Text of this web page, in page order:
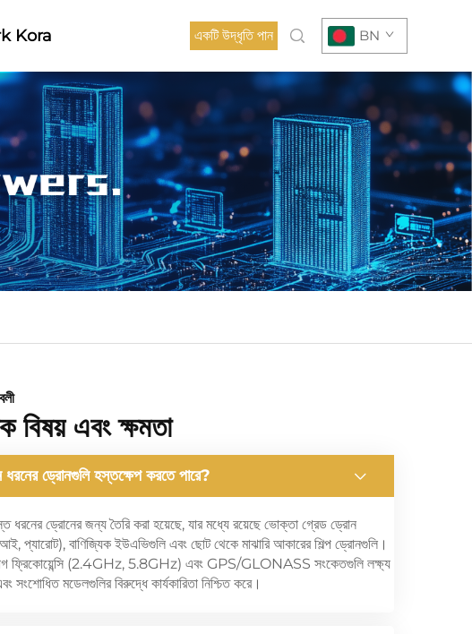
Kora একটি উদ্ধৃতি পান BN
বিষয় এবং ক্ষমতা
ড্রোনগুলি হস্তক্ষেপ করতে পারে?
ধরনের ড্রোনের জন্য তৈরি করা হয়েছে, যার মধ্যে রয়েছে ভোক্তা গ্রেড ড্রোন
প্যারোট), বাণিজ্যিক ইউএভিগুলি এবং ছোট থেকে মাঝারি আকারের শিল্প ড্রোনগুলি।
ফ্রিকোয়েন্সি (2.4GHz, 5.8GHz) এবং GPS/GLONASS সংকেতগুলি লক্ষ্য
সংশোধিত মডেলগুলির বিরুদ্ধে কার্যকারিতা নিশ্চিত করে।